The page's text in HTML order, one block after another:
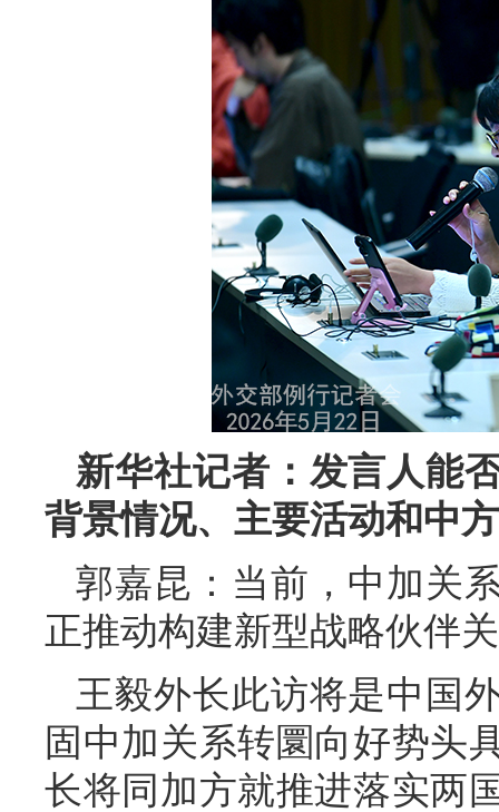
新华社记者：发言人能
背景情况、主要活动和中
郭嘉昆：当前，中加关
正推动构建新型战略伙伴
王毅外长此访将是中国
固中加关系转圜向好势头
长将同加方就推进落实两